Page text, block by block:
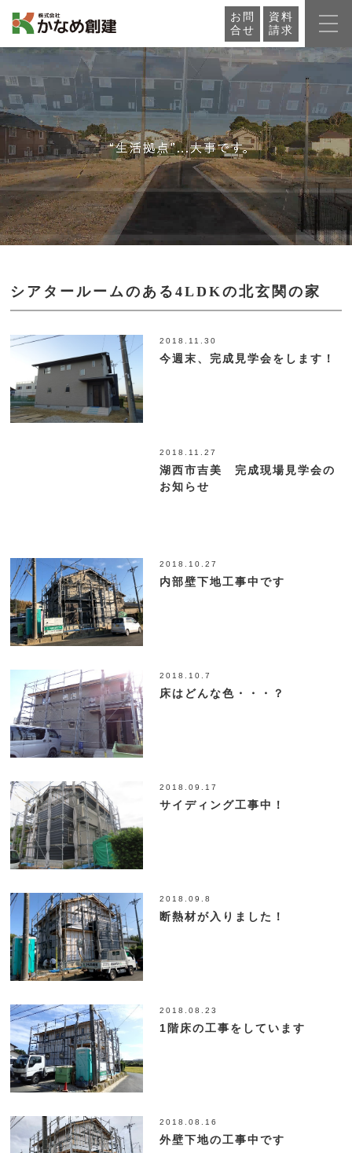
お問
合せ
資料
請求
シアタールームのある4LDKの北玄関の家
今週末、完成見学会をします！
2018.11.30
湖西市吉美 完成現場見学会の
お知らせ
2018.11.27
内部壁下地工事中です
2018.10.27
床はどんな色・・・？
2018.10.7
サイディング工事中！
2018.09.17
断熱材が入りました！
2018.09.8
1階床の工事をしています
2018.08.23
外壁下地の工事中です
2018.08.16